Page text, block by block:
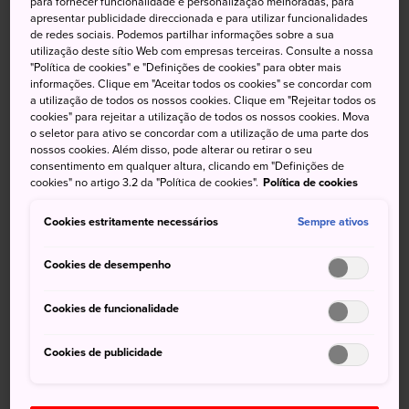
deslumbrante de uma caminhada de três horas pela densa
área deShirakami Sanchi
, um local considerado
Patrimônio Natural da Humanidade pela UNESCO
composto por uma floresta de faias, bordos e pinheiros.
Não perca
A Ichi-no-taki, a maior das três cachoeiras
divertido para famílias
Como chegar
apresentar publicidade direccionada e para utilizar funcionalidades
de redes sociais. Podemos partilhar informações sobre a sua
utilização deste sítio Web com empresas terceiras. Consulte a nossa
"Política de cookies" e "Definições de cookies" para obter mais
informações. Clique em "Aceitar todos os cookies" se concordar com
a utilização de todos os nossos cookies. Clique em "Rejeitar todos os
cookies" para rejeitar a utilização de todos os nossos cookies. Mova
o seletor para ativo se concordar com a utilização de uma parte dos
nossos cookies. Além disso, pode alterar ou retirar o seu
consentimento em qualquer altura, clicando em "Definições de
cookies" no artigo 3.2 da "Política de cookies". Política de cookies
Cookies estritamente necessários Sempre ativos
Cookies de desempenho
Cookies de funcionalidade
Cookies de publicidade